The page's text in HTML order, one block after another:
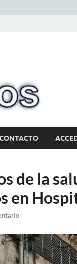
CONTACTO
de la
en